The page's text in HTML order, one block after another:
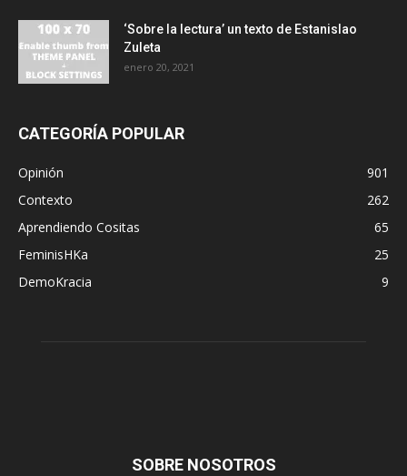
‘Sobre la lectura’ un texto de Estanislao
Zuleta
enero 20, 2021
CATEGORÍA POPULAR
Opinión
901
Contexto
262
Aprendiendo Cositas
65
FeminisHKa
25
DemoKracia
9
SOBRE NOSOTROS